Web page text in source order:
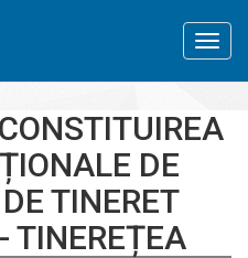
DE
TINERET
TINEREȚEA